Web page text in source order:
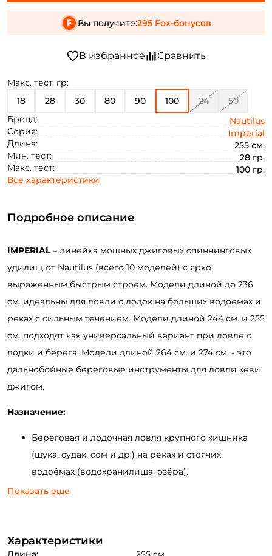
Макс. тест, гр:
18
28 30 80 90 100 24
50
Бренд:
Nautilus
Серия:
Imperial
Длина:
255 см.
Мин. тест:
28 гр.
Макс. тест:
100 гр.
Все характеристики
Вы получите:295 Fox-бонусов
Подробное описание
IMPERIAL– линейка мощных джиговых спиннинговых
удилищ от Nautilus (всего 10 моделей) с ярко
выраженным быстрым строем. Модели длиной до 236
см. идеальны для ловли с лодок на больших водоемах и
реках с сильным течением. Модели длиной 244 см. и 255
см. подходят как универсальный вариант при ловле с
лодки и берега. Модели длиной 264 см. и 274 см. - это
дальнобойные береговые инструменты для ловли хеви
джигом.
Назначение:
Береговая и лодочная ловля крупного хищника
(щука, судак, сом и др.) на реках и стоячих
водоёмах (водохранилища, озёра).
Джиговая ловля в пределах теста с применением
Ловля на крупные воблеры минноу (до 15 см и
Показать еще
Характеристики